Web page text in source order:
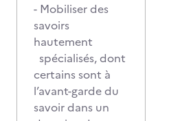
- Mobiliser des
savoirs
hautement
spécialisés, dont
certains sont à
l’avant-garde du
savoir dans un